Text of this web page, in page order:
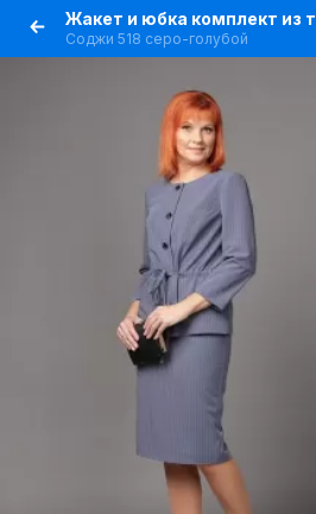
Соджи 518 серо-голубой